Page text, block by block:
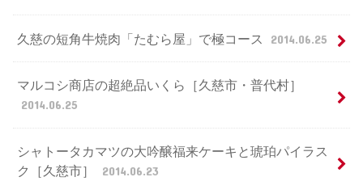
久慈の短角牛焼肉「たむら屋」で極コース 2014.06.25
マルコシ商店の超絶品いくら［久慈市・普代村］
2014.06.25
シャトータカマツの大吟醸福来ケーキと琥珀パイラス
ク［久慈市］
2014.06.23